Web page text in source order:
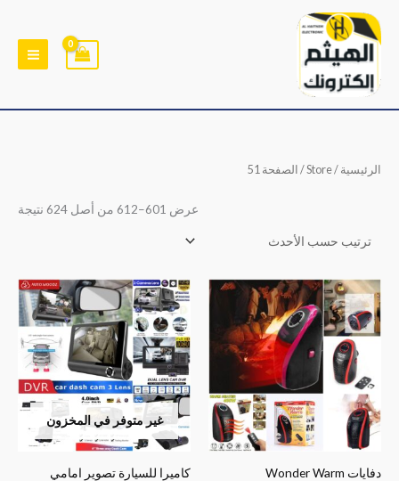
تخطي
المحتوى
الرئيسية /
Store/ الصفحة 51
عرض 601–612 من أصل 624 نتيجة
دفايات Wonder Warm
غير متوفر في المخزون
كاميرا للسيارة تصوير امامي